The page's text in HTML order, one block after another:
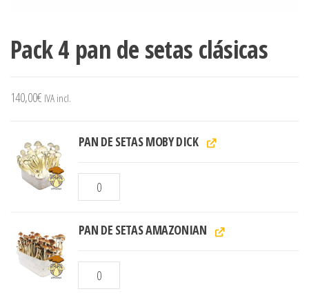
Pack 4 pan de setas clásicas
140,00€ IVA incl.
PAN DE SETAS MOBY DICK
PAN DE SETAS AMAZONIAN